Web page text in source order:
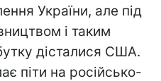
України, але під
і таким
дісталися США.
піти на російсько-